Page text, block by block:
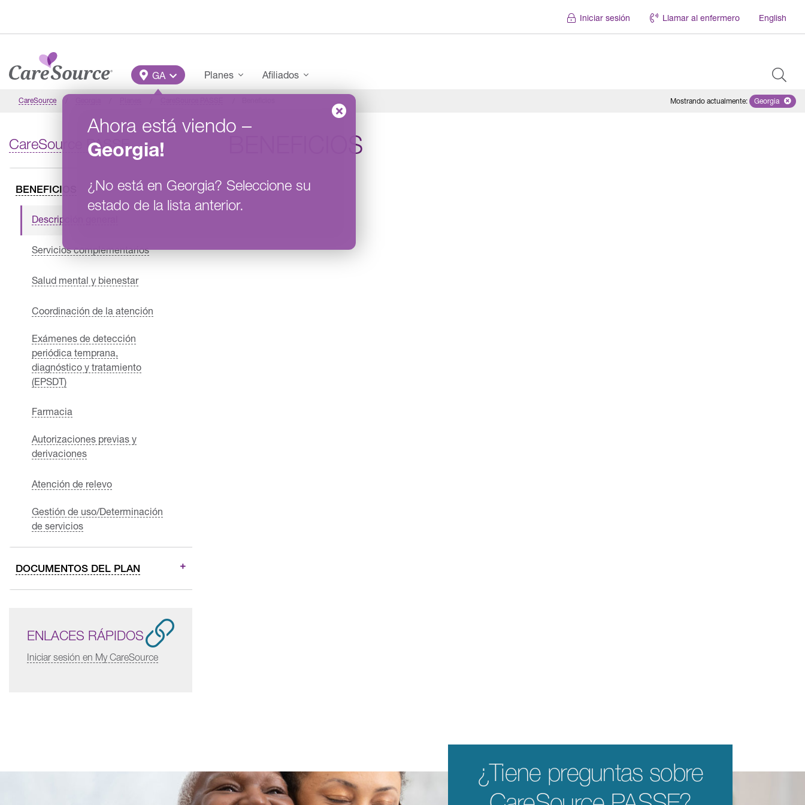
Iniciar sesión Llamar al enfermero English
Main Menu
GA
Ahora está viendo –
Georgia!
¿No está en Georgia? Seleccione su
estado de la lista anterior.
Planes Afiliados
CareSource Mostrando actualmente: Remove
Georgia
CareSource PASSE​
BENEFICIOS
Descripción general
Servicios complementarios
Salud mental y bienestar
Coordinación de la atención
Exámenes de detección
periódica temprana,
diagnóstico y tratamiento
(EPSDT)
Farmacia
Autorizaciones previas y
derivaciones
Atención de relevo
Gestión de uso/Determinación
de servicios
DOCUMENTOS DEL PLAN
ENLACES RÁPIDOS
Iniciar sesión en My CareSource
BENEFICIOS
¿Tiene preguntas sobre